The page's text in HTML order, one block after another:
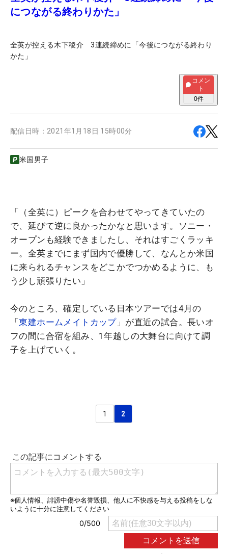
につながる終わりかた」
全英が控える木下稜介 3連続締めに「今後につながる終わり
かた」
コメン
ト
0件
配信日時： 2021年1月18日 15時00分
米国男子
「（全英に）ピークを合わせてやってきていたの
で、延びて逆に良かったかなと思います。ソニー・
オープンも経験できましたし、それはすごくラッキ
ー。全英までにまず国内で優勝して、なんとか米国
に来られるチャンスをどこかでつかめるように、も
う少し頑張りたい」
今のところ、確定している日本ツアーでは4月の
「東建ホームメイトカップ」が直近の試合。長いオ
フの間に合宿を組み、1年越しの大舞台に向けて調
子を上げていく。
1 2